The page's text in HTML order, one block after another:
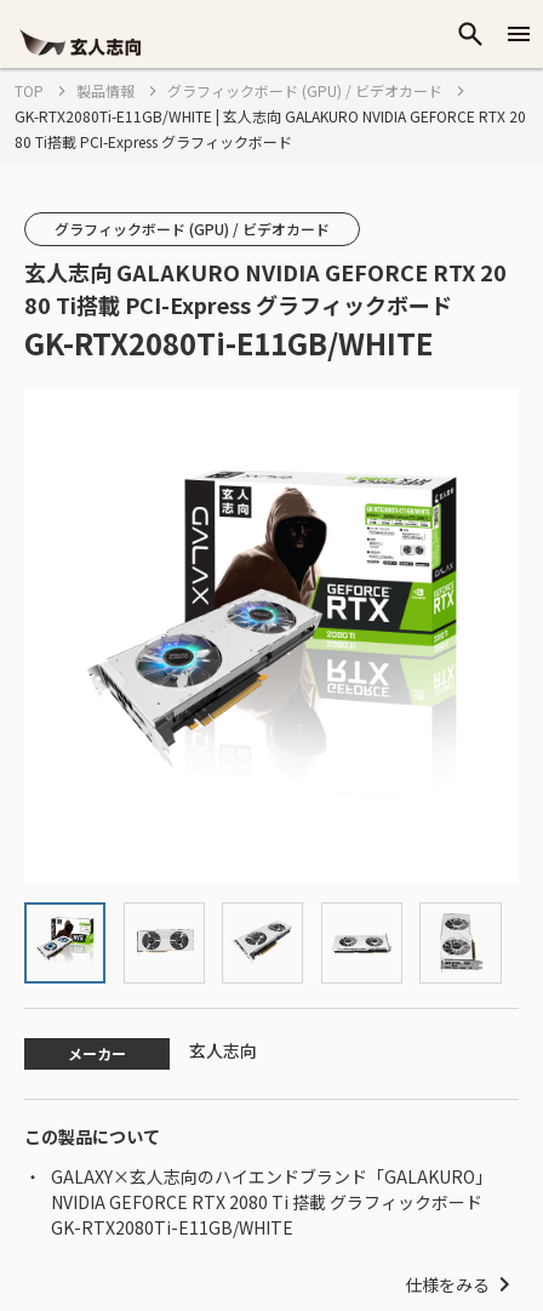
TOP 製品情報
グラフィックボード (GPU) / ビデオカード
GK-RTX2080Ti-E11GB/WHITE | 玄人志向 GALAKURO NVIDIA GEFORCE RTX 20
80 Ti搭載 PCI-Express グラフィックボード
グラフィックボード (GPU) / ビデオカード
玄人志向 GALAKURO NVIDIA GEFORCE RTX 20
80 Ti搭載 PCI-Express グラフィックボード
GK-RTX2080Ti-E11GB/WHITE
メーカー 玄人志向
この製品について
GALAXY×玄人志向のハイエンドブランド「GALAKURO」
NVIDIA GEFORCE RTX 2080 Ti 搭載 グラフィックボード
GK-RTX2080Ti-E11GB/WHITE
仕様をみる